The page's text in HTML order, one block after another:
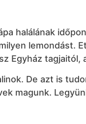
halálának
lemondást.
Egyház tagjaitól,
De azt is
magunk.